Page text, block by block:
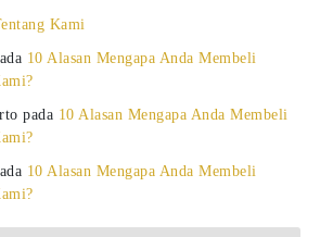
Kami
10 Alasan Mengapa Anda Membeli
pada 10 Alasan Mengapa Anda Membeli
10 Alasan Mengapa Anda Membeli